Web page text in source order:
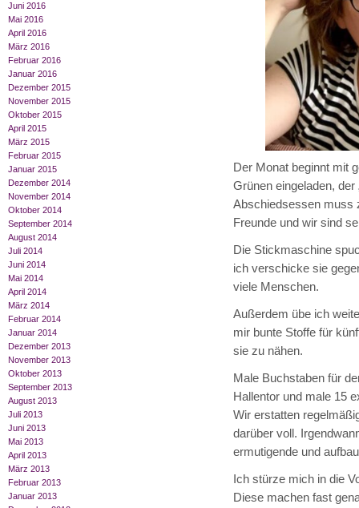
Juni 2016
Mai 2016
April 2016
März 2016
Februar 2016
Januar 2016
Dezember 2015
November 2015
Oktober 2015
April 2015
März 2015
Februar 2015
Januar 2015
Dezember 2014
November 2014
Oktober 2014
September 2014
August 2014
Juli 2014
Juni 2014
Mai 2014
April 2014
März 2014
Februar 2014
Januar 2014
Dezember 2013
November 2013
Oktober 2013
September 2013
August 2013
Juli 2013
Juni 2013
Mai 2013
April 2013
März 2013
Februar 2013
Januar 2013
Der Monat beginnt mit
Grünen eingeladen,
Abschiedsessen muss
Freunde und wir sind
Die Stickmaschine
ich verschicke sie
viele Menschen.
Außerdem übe ich
mir bunte Stoffe für
sie zu nähen.
Male Buchstaben für
Hallentor und male 15
Wir erstatten
darüber voll.
ermutigende und
Ich stürze mich in die
Diese machen fast